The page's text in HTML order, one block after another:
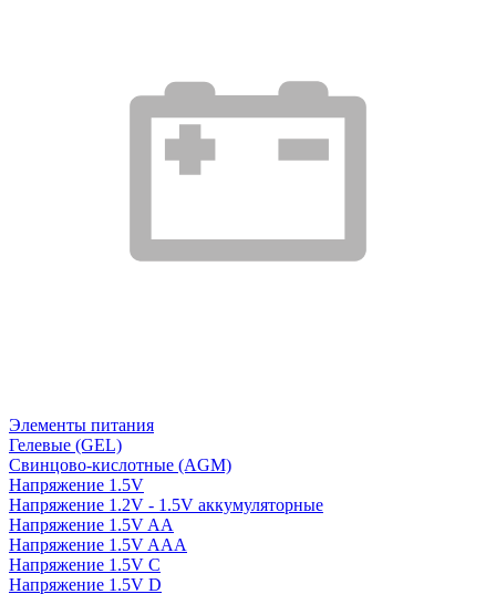
Элементы питания
Гелевые (GEL)
Свинцово-кислотные (AGM)
Напряжение 1.5V
Напряжение 1.2V - 1.5V аккумуляторные
Напряжение 1.5V AA
Напряжение 1.5V AAA
Напряжение 1.5V C
Напряжение 1.5V D